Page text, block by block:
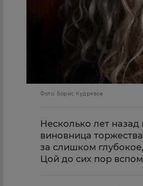
Фото: Борис Кудрявов
Несколько лет назад
виновница
за слишком
Цой до сих пор